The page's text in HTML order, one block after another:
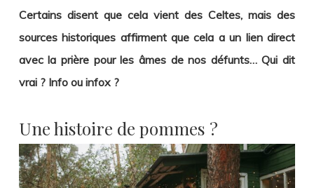
Certains disent que cela vient des Celtes, mais des
sources historiques affirment que cela a un lien direct
avec la prière pour les âmes de nos défunts… Qui dit
vrai ? Info ou infox ?
Une histoire de pommes ?